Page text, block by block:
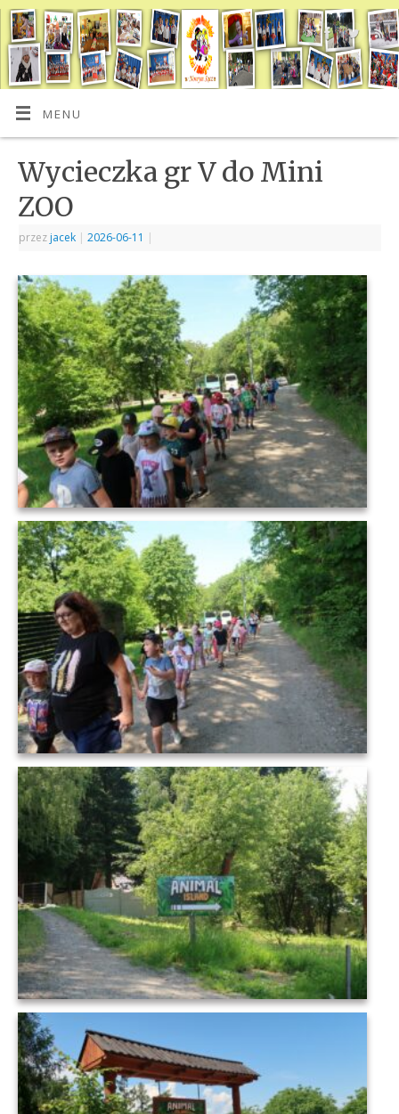
MENU
Wycieczka gr V do Mini
ZOO
przez jacek | 2026-06-11 |